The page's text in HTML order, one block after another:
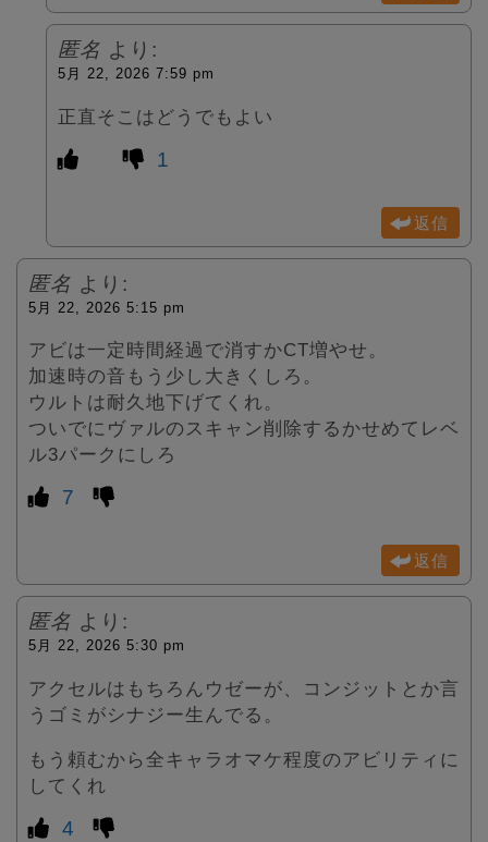
匿名 より:
5月 22, 2026 7:59 pm
正直そこはどうでもよい
1
返信
匿名 より:
5月 22, 2026 5:15 pm
アビは一定時間経過で消すかCT増やせ。
加速時の音もう少し大きくしろ。
ウルトは耐久地下げてくれ。
ついでにヴァルのスキャン削除するかせめてレベ
ル3パークにしろ
7
返信
匿名 より:
5月 22, 2026 5:30 pm
アクセルはもちろんウゼーが、コンジットとか言
うゴミがシナジー生んでる。
もう頼むから全キャラオマケ程度のアビリティに
してくれ
4